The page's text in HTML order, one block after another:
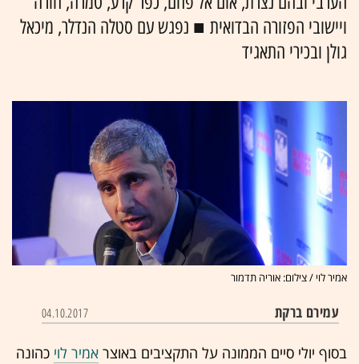
ויישובי הפזורה הבדואית ■ נפגש עם סטלה הנדלר, מיכאל
גולן ובכירי התאגיד
אמיר לוי / צילום: אוריה תדמור
עמירם ברקת 04.10.2017
בסוף יולי סיים הממונה על התקציבים באוצר אמיר לוי כהונה